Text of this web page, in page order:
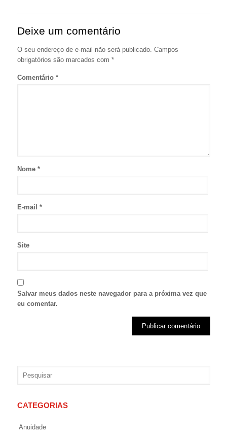
Deixe um comentário
O seu endereço de e-mail não será publicado. Campos
obrigatórios são marcados com *
Comentário *
Nome *
E-mail *
Site
Salvar meus dados neste navegador para a próxima vez que
eu comentar.
CATEGORIAS
Anuidade